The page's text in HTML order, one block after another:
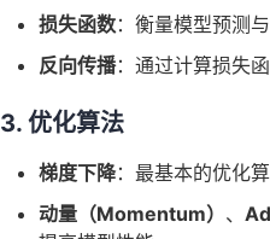
损失函数：衡量模型预测
反向传播：通过计算损失
3. 优化算法
梯度下降：最基本的优化
动量（Momentum） 、